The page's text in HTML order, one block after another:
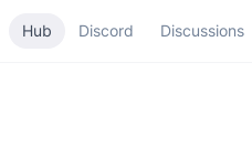
Hub Discord Discussions